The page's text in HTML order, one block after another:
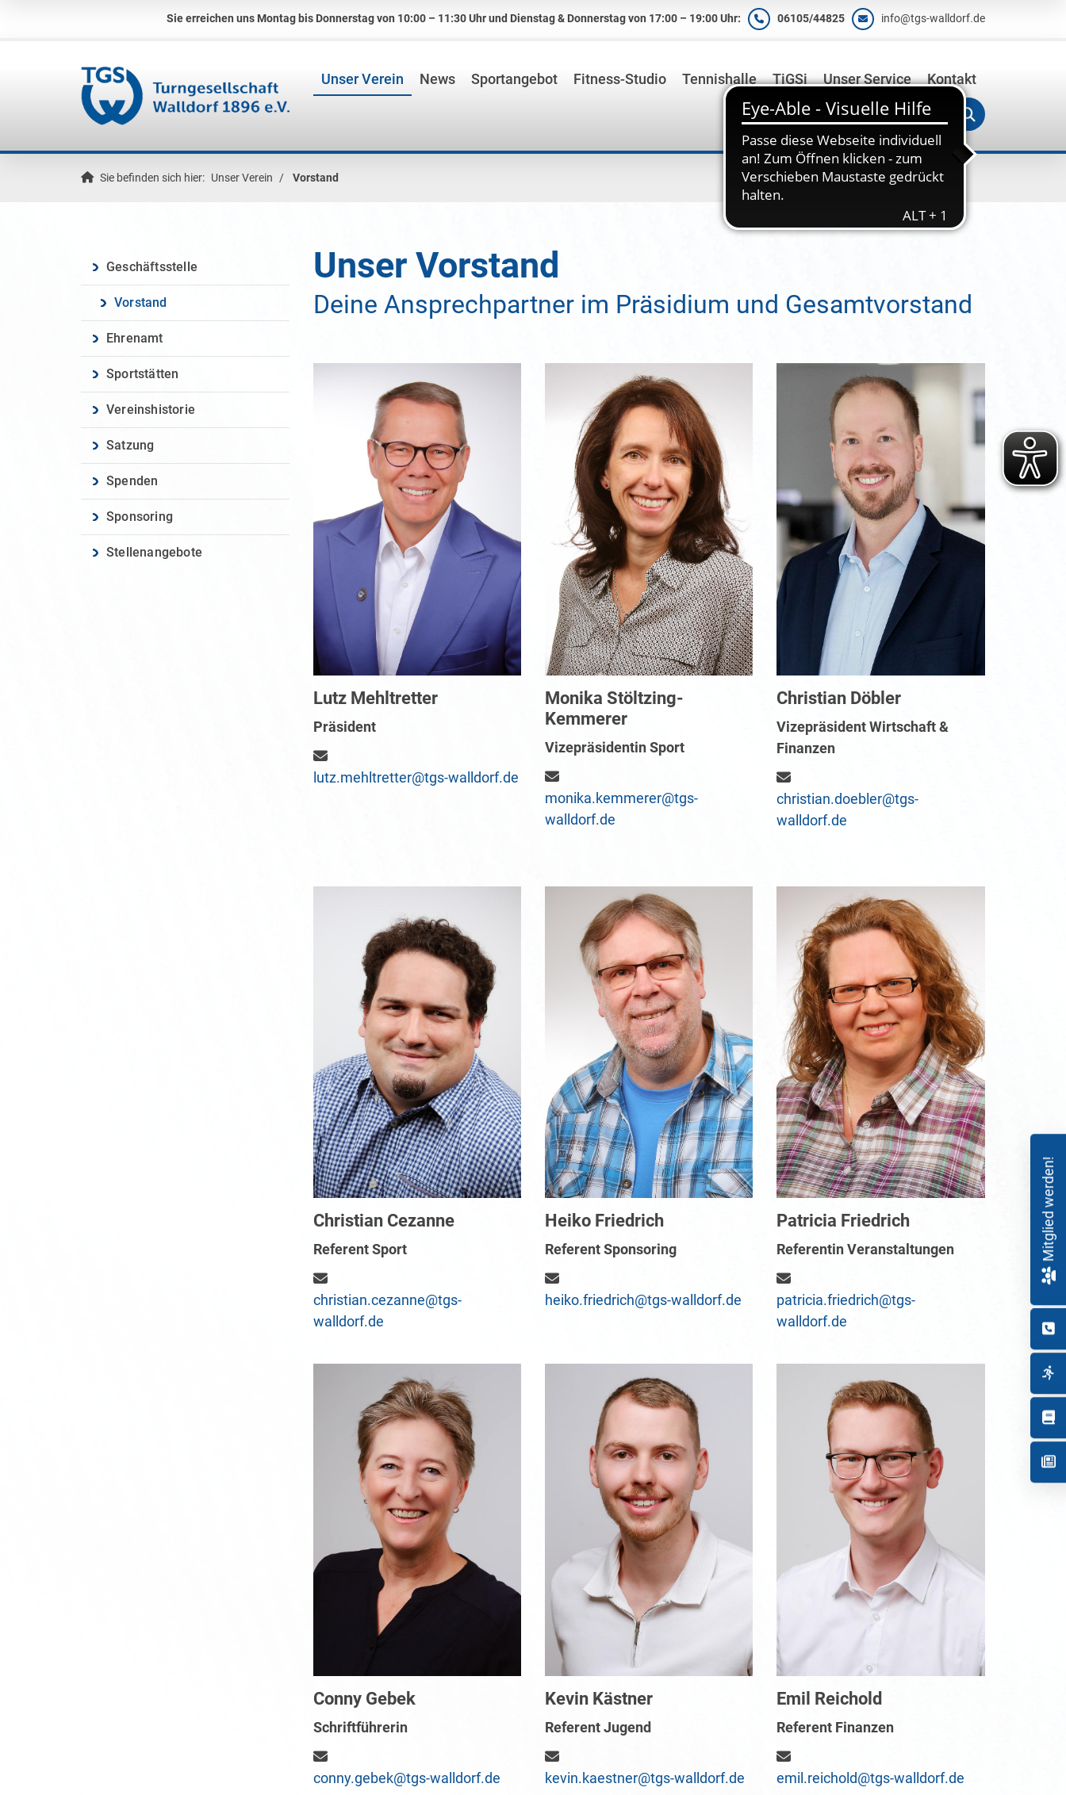
Sie erreichen uns Montag bis Donnerstag von 10:00 – 11:30 Uhr und Dienstag & Donnerstag von 17:00 – 19:00 Uhr: 06105/44825 info@tgs-walldorf.de
Unser Verein News Sportangebot Fitness-Studio Tennishalle TiGSi Unser Service Kontakt
Sie befinden sich hier: Unser Verein Vorstand
Unser Vorstand
Deine Ansprechpartner im Präsidium und Gesamtvorstand
Lutz Mehltretter
Präsident
lutz.mehltretter@tgs-walldorf.de
Monika Stöltzing-
Kemmerer
Vizepräsidentin Sport
monika.kemmerer@tgs-
walldorf.de
Christian Döbler
Vizepräsident Wirtschaft &
Finanzen
christian.doebler@tgs-
walldorf.de
Christian Cezanne
Referent Sport
christian.cezanne@tgs-
walldorf.de
Heiko Friedrich
Referent Sponsoring
heiko.friedrich@tgs-walldorf.de
Patricia Friedrich
Referentin Veranstaltungen
patricia.friedrich@tgs-
walldorf.de
Conny Gebek
Schriftführerin
conny.gebek@tgs-walldorf.de
Kevin Kästner
Referent Jugend
kevin.kaestner@tgs-walldorf.de
Emil Reichold
Referent Finanzen
emil.reichold@tgs-walldorf.de
Geschäftsstelle
Vorstand
Ehrenamt
Sportstätten
Vereinshistorie
Satzung
Spenden
Sponsoring
Stellenangebote
Mitglied werden!